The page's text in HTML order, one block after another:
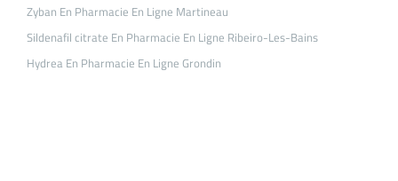
Zyban En Pharmacie En Ligne Martineau
Sildenafil citrate En Pharmacie En Ligne Ribeiro-Les-Bains
Hydrea En Pharmacie En Ligne Grondin